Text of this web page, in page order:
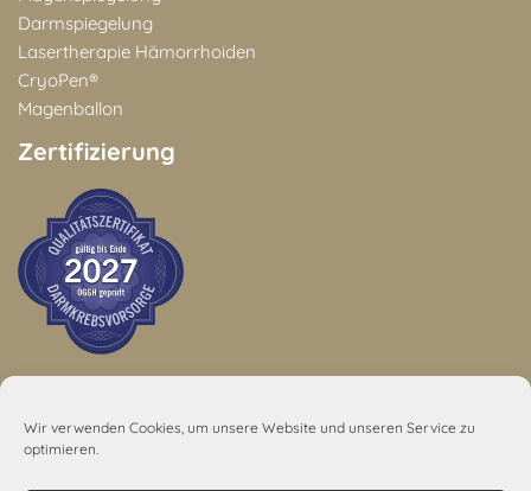
Wir verwenden Cookies, um unsere Website und unseren Service zu
optimieren.
Darmspiegelung
Lasertherapie Hämorrhoiden
CryoPen®
Magenballon
Zertifizierung
5,0